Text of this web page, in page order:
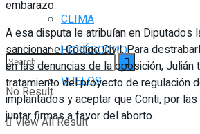
No Result
View All Result
CLIMA
HORÓSCOPO
VUELOS
embarazo.
A esa disputa le atribuían en Diputados
sancionar el Código Civil. Para
en las denuncias de la oposición, Julián
tratamiento del proyecto de regulación
implantados y aceptar que Conti, por
juntar firmas a favor del aborto.